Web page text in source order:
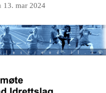
13. mar 2024